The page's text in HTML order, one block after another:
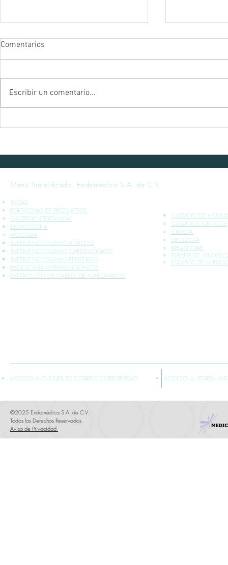
Comentarios
Escribir un comentario...
Menú Simplificado. Endomédica S.A. de C.V.
INICIO
PORTAFOLIO DE PRODUCTOS
GASTROENTEROLOGÍA
ENDOSCOPIA
VASCULAR
INTERVENCIONISMO AÓRTICO
INTERVENCIONISMO CARDIOLÓGICO
INTERVENCIONISMO PERIFÉRICO
RADIOLOGÍA INTERVENCIONISTA
EXTRACCIÓN DE CABLES DE MARCAPASOS
CUIDADO DE
CUIDADOS CRÍTICOS​
CIRUGÍA
UROLOGÍA
BREAST CARE
TERAPIA DE ONDAS
EQUIPOS DE
ACCESO A CUENTA DE CORREO CORPORATIVO ACCESO AL PORTAL
©2025 Endomédica S.A. de C.V.
Todos los Derechos Reservados.
Aviso de Privacidad